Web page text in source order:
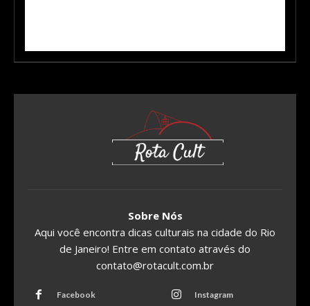
Sobre Nós
Aqui você encontra dicas culturais na cidade do Rio
de Janeiro! Entre em contato através do
contato@rotacult.com.br
Facebook Instagram